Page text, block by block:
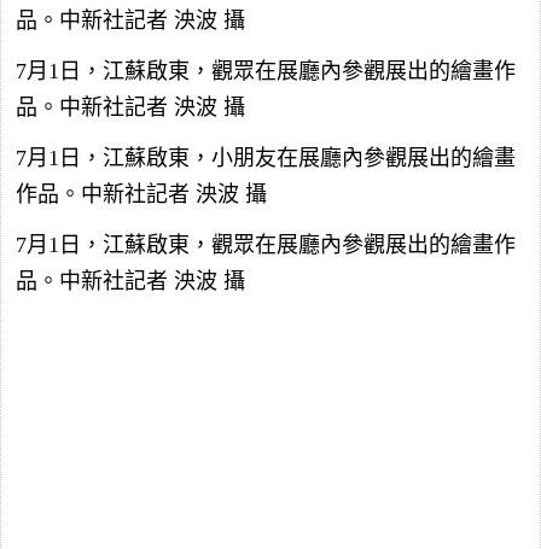
品。中新社記者 泱波 攝
7月1日，江蘇啟東，觀眾在展廳內參觀展出的繪畫作
品。中新社記者 泱波 攝
7月1日，江蘇啟東，小朋友在展廳內參觀展出的繪畫
作品。中新社記者 泱波 攝
7月1日，江蘇啟東，觀眾在展廳內參觀展出的繪畫作
品。中新社記者 泱波 攝